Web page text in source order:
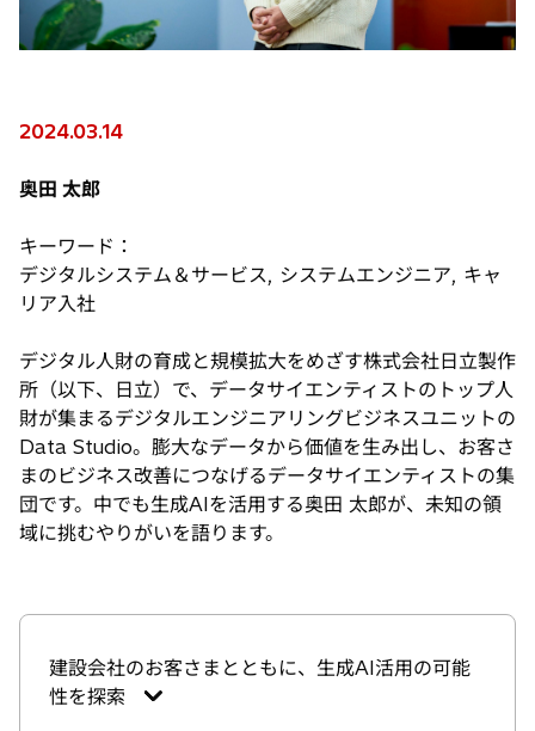
2024.03.14
奥田 太郎
キーワード：
デジタルシステム＆サービス, システムエンジニア, キャ
リア入社
デジタル人財の育成と規模拡大をめざす株式会社日立製作
所（以下、日立）で、データサイエンティストのトップ人
財が集まるデジタルエンジニアリングビジネスユニットの
Data Studio。膨大なデータから価値を生み出し、お客さ
まのビジネス改善につなげるデータサイエンティストの集
団です。中でも生成AIを活用する奥田 太郎が、未知の領
域に挑むやりがいを語ります。
建設会社のお客さまとともに、生成AI活用の可能
性を探索